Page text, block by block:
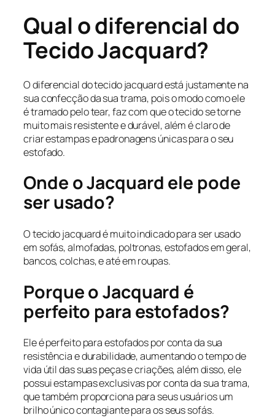
Qual o diferencial do
Tecido Jacquard?
O diferencial do tecido jacquard está justamente na
sua confecção da sua trama, pois o modo como ele
é tramado pelo tear, faz com que o tecido se torne
muito mais resistente e durável, além é claro de
criar estampas e padronagens únicas para o seu
estofado.
Onde o Jacquard ele pode
ser usado?
O tecido jacquard é muito indicado para ser usado
em sofás, almofadas, poltronas, estofados em geral,
bancos, colchas, e até em roupas.
Porque o Jacquard é
perfeito para estofados?
Ele é perfeito para estofados por conta da sua
resistência e durabilidade, aumentando o tempo de
vida útil das suas peças e criações, além disso, ele
possui estampas exclusivas por conta da sua trama,
que também proporciona para seus usuários um
brilho único contagiante para os seus sofás.